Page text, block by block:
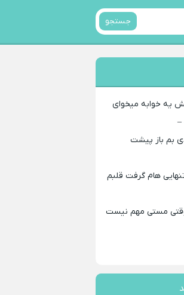
جستجو
یه خوابه میخوای
–
بم باز پیشت
هام گرفت قلبم
مستی مهم نیست